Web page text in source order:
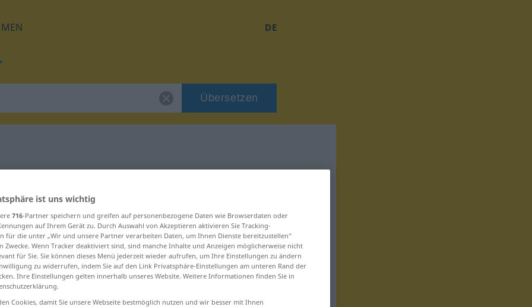
DE
Übersetzen
"Krüppel"
ist uns wichtig
716-Partner speichern und greifen auf personenbezogene Daten wie Browserdaten oder
auf Ihrem Gerät zu. Durch Auswahl von Akzeptieren aktivieren Sie Tracking-
für die unter „Wir und unsere Partner verarbeiten Daten, um Ihnen Dienste bereitzustellen“
Zwecke. Wenn Tracker deaktiviert sind, sind manche Inhalte und Anzeigen möglicherweise nicht
für Sie. Sie können dieses Menü jederzeit wieder aufrufen, um Ihre Einstellungen zu ändern
zu widerrufen, indem Sie auf den Link Privatsphäre-Einstellungen am unteren Rand der
Ihre Einstellungen gelten innerhalb unseres Website. Weitere Informationen finden Sie in
Cookies, damit Sie unsere Webseite bestmöglich nutzen und wir besser mit Ihnen